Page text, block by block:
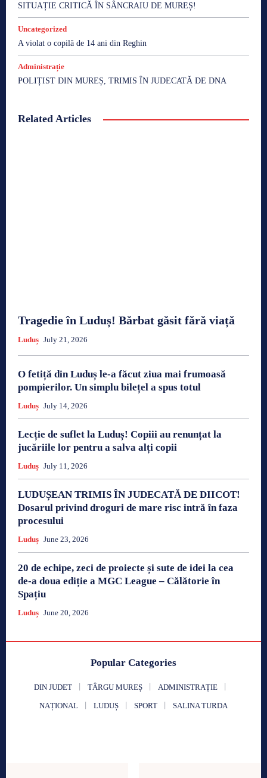
SITUAȚIE CRITICĂ ÎN SÂNCRAIU DE MUREȘ!
Uncategorized
A violat o copilă de 14 ani din Reghin
Administrație
POLIȚIST DIN MUREȘ, TRIMIS ÎN JUDECATĂ DE DNA
Related Articles
Tragedie în Luduș! Bărbat găsit fără viață
Luduș July 21, 2026
O fetiță din Luduș le-a făcut ziua mai frumoasă
pompierilor. Un simplu bilețel a spus totul
Luduș July 14, 2026
Lecție de suflet la Luduș! Copiii au renunțat la
jucăriile lor pentru a salva alți copii
Luduș July 11, 2026
LUDUȘEAN TRIMIS ÎN JUDECATĂ DE DIICOT!
Dosarul privind droguri de mare risc intră în faza
procesului
Luduș June 23, 2026
20 de echipe, zeci de proiecte și sute de idei la cea
de-a doua ediție a MGC League – Călătorie în
Spațiu
Luduș June 20, 2026
Popular Categories
DIN JUDET TÂRGU MUREȘ ADMINISTRAȚIE
NAȚIONAL LUDUȘ SPORT SALINA TURDA